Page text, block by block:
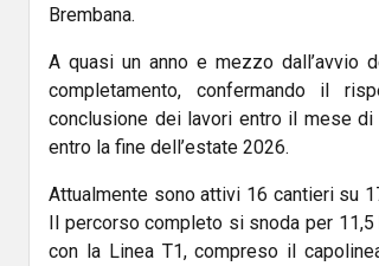
Brembana.
A quasi un anno e mezzo dall’avvio
completamento, confermando il
conclusione dei lavori entro il mese
entro la fine dell’estate 2026.
Attualmente sono attivi 16 cantieri su
Il percorso completo si snoda per
con la Linea T1, compreso il